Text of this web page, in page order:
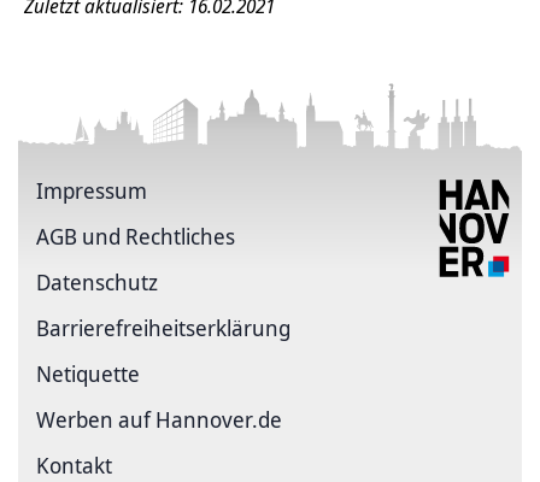
Zuletzt aktualisiert: 16.02.2021
Impressum
AGB und Rechtliches
Datenschutz
Barriere­freiheits­erklärung
Netiquette
Werben auf Hannover.de
Kontakt